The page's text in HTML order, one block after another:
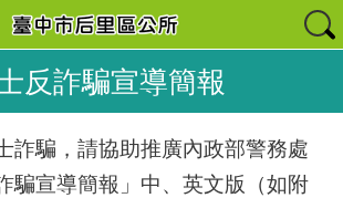
反詐騙宣導簡報
詐騙，請協助推廣內政部警務處
騙宣導簡報」中、英文版（如附